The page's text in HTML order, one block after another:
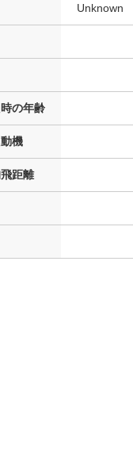
Unknown
の年齢
機
距離